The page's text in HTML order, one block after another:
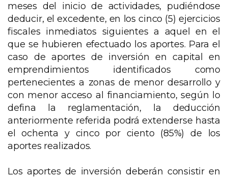
meses del inicio de actividades, pudiéndose
deducir, el excedente, en los cinco (5) ejercicios
fiscales inmediatos siguientes a aquel en el
que se hubieren efectuado los aportes. Para el
caso de aportes de inversión en capital en
emprendimientos identificados como
pertenecientes a zonas de menor desarrollo y
con menor acceso al financiamiento, según lo
defina la reglamentación, la deducción
anteriormente referida podrá extenderse hasta
el ochenta y cinco por ciento (85%) de los
aportes realizados.
Los aportes de inversión deberán consistir en